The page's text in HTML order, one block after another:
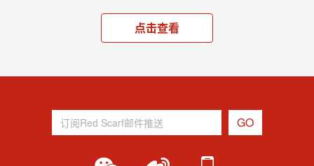
点击查看